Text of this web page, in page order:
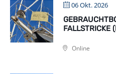
06 Okt. 2026
FALLSTRICKE
Online